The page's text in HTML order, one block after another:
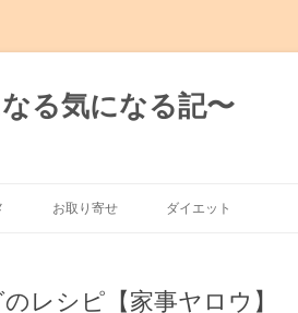
る気になる記〜
新橋
お取り寄せ ダイエット
レシピ【家事ヤロウ】